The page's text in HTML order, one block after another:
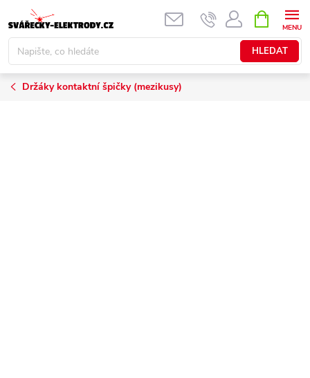
na
obsah
HLEDAT
NÁKUPNÍ
KOŠÍK
Držáky kontaktní špičky (mezikusy)